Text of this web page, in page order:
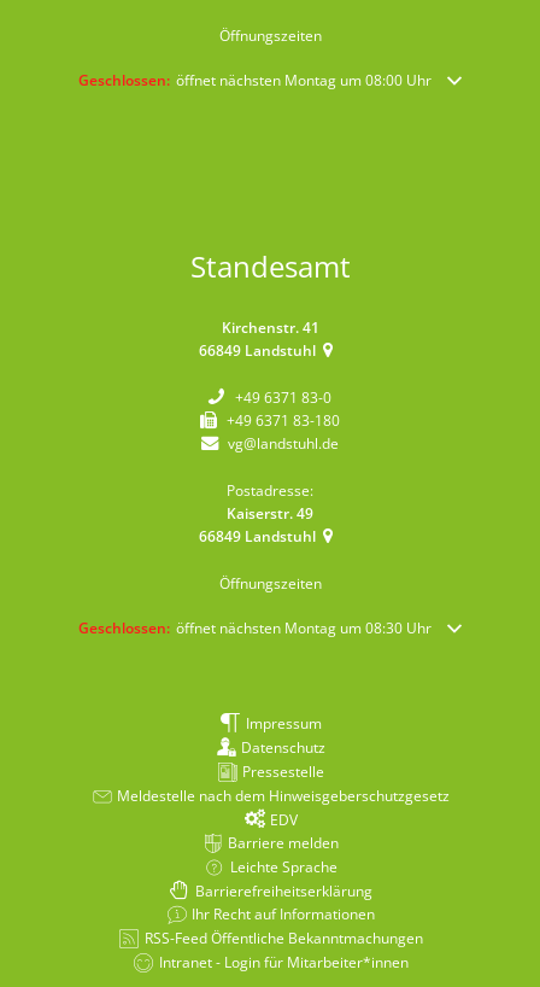
Öffnungszeiten
Klicken, um weitere Öffnungs- oder Schließzeiten auszublenden
Geschlossen: öffnet nächsten Montag um 08:00 Uhr
Standesamt
Kirchenstr. 41
66849 Landstuhl
+49 6371 83-0
+49 6371 83-180
vg@landstuhl.de
Postadresse:
Kaiserstr. 49
66849 Landstuhl
Öffnungszeiten
Klicken, um weitere Öffnungs- oder Schließzeiten auszublenden
Geschlossen: öffnet nächsten Montag um 08:30 Uhr
Impressum
Datenschutz
Pressestelle
Meldestelle nach dem Hinweisgeberschutzgesetz
EDV
Barriere melden
Leichte Sprache
Barrierefreiheitserklärung
Ihr Recht auf Informationen
RSS-Feed Öffentliche Bekanntmachungen
Intranet - Login für Mitarbeiter*innen